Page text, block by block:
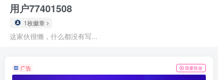
用户77401508
1枚徽章
这家伙很懒，什么都没有写...
广告 我要投放